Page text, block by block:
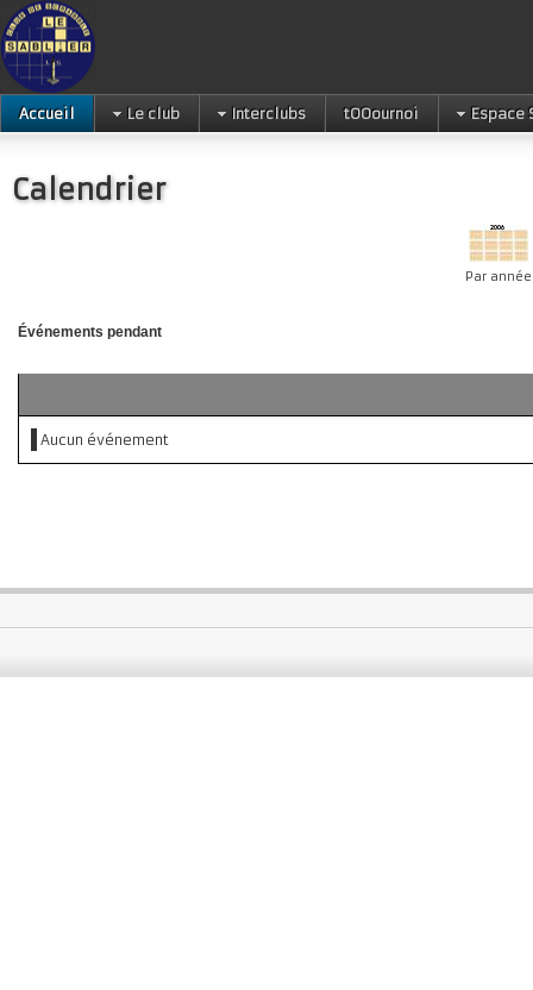
Accueil Le club Interclubs tOOournoi Espace
Calendrier
Par année
Événements pendant
Aucun événement